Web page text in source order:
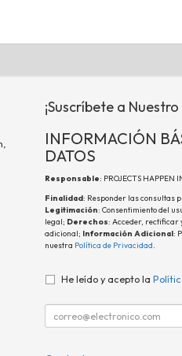
¡Suscríbete a
INFORMACIÓN
DATOS
Responsable: PROJECTS HAPPEN
Finalidad: Responder las consultas
Legitimación: Consentimiento del
legal; Derechos: Acceder, rectificar
adicional; Información Adicional:
nuestra Política de Privacidad.
He leído y acepto la